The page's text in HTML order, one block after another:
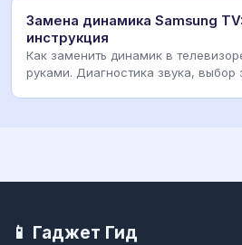
Замена динамика Samsung
инструкция
Как заменить динамик в
руками. Диагностика звука, выбор
📱 Гаджет Гид